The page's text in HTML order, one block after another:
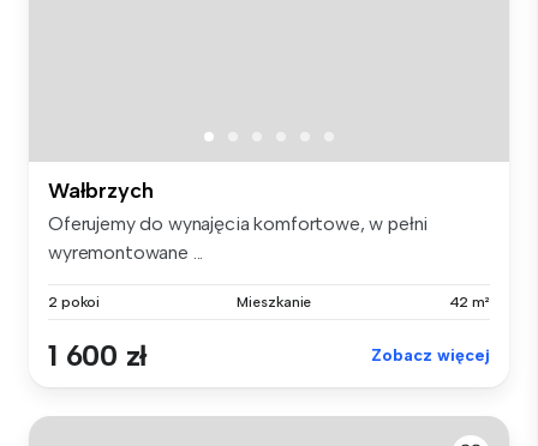
Wałbrzych
Oferujemy do wynajęcia komfortowe, w pełni
wyremontowane ...
2 pokoi Mieszkanie 42 m²
1 600 zł Zobacz więcej